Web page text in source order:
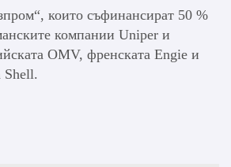
които съфинансират 50 %
компании Uniper и
OMV, френската Engie и
Shell.